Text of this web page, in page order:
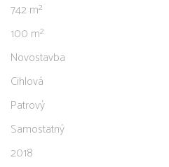
742 m²
100 m²
Novostavba
Cihlová
Patrový
Samostatný
2018